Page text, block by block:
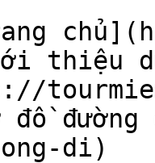
thiệu
đồ
di)